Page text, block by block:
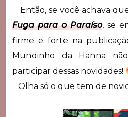
Então, se você achava
Fuga para o Paraíso, se
firme e forte na
Mundinho da Hanna
participar dessas novidades!
Olha só o que tem de